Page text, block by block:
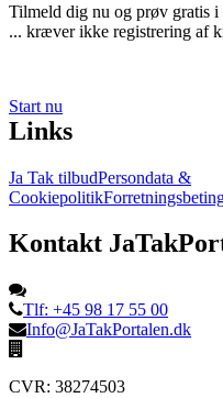
Tilmeld dig nu og prøv gratis i
... kræver ikke registrering af
Start nu
Links
Ja Tak tilbudPersondata &
Cookiepolitik
Kontakt
Tlf: +45 98 17 55 00
Info@JaTakPortalen.dk
CVR: 38274503